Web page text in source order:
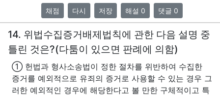
채점 다시 저장 해설 0 댓글 0
14. 위법수집증거배제법칙에 관한 다음 설명 중
틀린 것은?(다툼이 있으면 판례에 의함)
① 헌법과 형사소송법이 정한 절차를 위반하여 수집한
증거를 예외적으로 유죄의 증거로 사용할 수 있는 경우 그
러한 예외적인 경우에 해당한다고 볼 만한 구체적이고 특